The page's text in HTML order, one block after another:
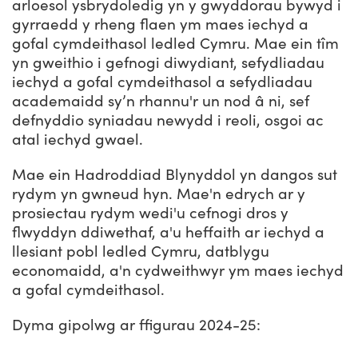
arloesol ysbrydoledig yn y gwyddorau bywyd i
gyrraedd y rheng flaen ym maes iechyd a
gofal cymdeithasol ledled Cymru. Mae ein tîm
yn gweithio i gefnogi diwydiant, sefydliadau
iechyd a gofal cymdeithasol a sefydliadau
academaidd sy’n rhannu'r un nod â ni, sef
defnyddio syniadau newydd i reoli, osgoi ac
atal iechyd gwael.
Mae ein Hadroddiad Blynyddol yn dangos sut
rydym yn gwneud hyn. Mae'n edrych ar y
prosiectau rydym wedi'u cefnogi dros y
flwyddyn ddiwethaf, a'u heffaith ar iechyd a
llesiant pobl ledled Cymru, datblygu
economaidd, a'n cydweithwyr ym maes iechyd
a gofal cymdeithasol.
Dyma gipolwg ar ffigurau 2024-25: